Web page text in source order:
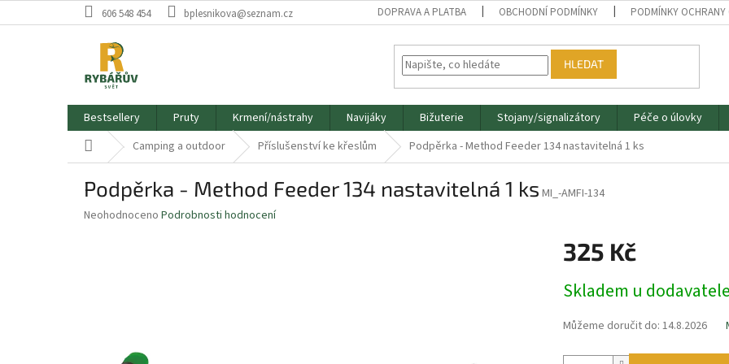
na
606 548 454 bplesnikova@seznam.cz DOPRAVA A PLATBA OBCHODNÍ PODMÍNKY PODMÍNKY OCHRANY
HLEDAT
Bestsellery Pruty Krmení/nástrahy Navijáky Bižuterie Stojany/signalizátory Péče o úlovky
Domů Camping a outdoor Příslušenství ke křeslům Podpěrka - Method Feeder 134 nastavitelná 1 ks
Podpěrka - Method Feeder 134 nastavitelná 1 ks MI_-AMFI-134
Průměrné
Neohodnoceno Podrobnosti hodnocení
325 Kč
cena:
Skladem u dodavatele
Můžeme doručit do: 14.8.2026